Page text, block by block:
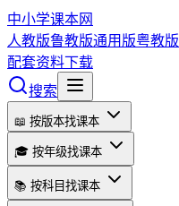
中小学课本网
人教版鲁教版通用版粤教版
配套资料下载
搜索
📖 按版本找课本
🎓 按年级找课本
📚 按科目找课本